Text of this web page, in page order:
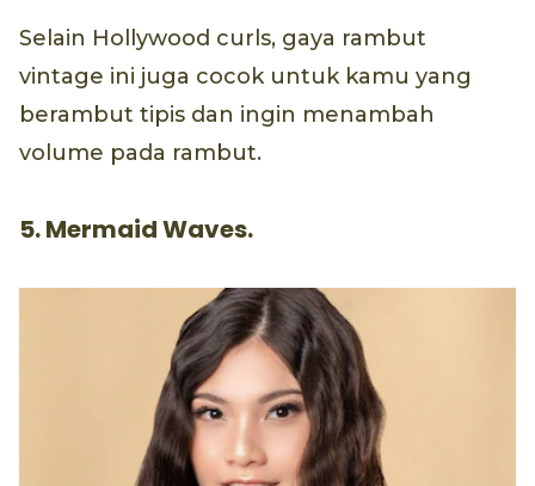
Selain Hollywood curls, gaya rambut
vintage ini juga cocok untuk kamu yang
berambut tipis dan ingin menambah
volume pada rambut.
5. Mermaid Waves.